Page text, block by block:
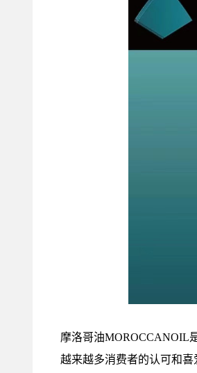
摩洛哥油MOROCCANOIL
越来越多消费者的认可和